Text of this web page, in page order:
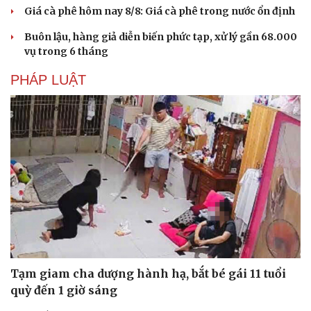
Giá cà phê hôm nay 8/8: Giá cà phê trong nước ổn định
Buôn lậu, hàng giả diễn biến phức tạp, xử lý gần 68.000
vụ trong 6 tháng
PHÁP LUẬT
Tạm giam cha dượng hành hạ, bắt bé gái 11 tuổi
quỳ đến 1 giờ sáng